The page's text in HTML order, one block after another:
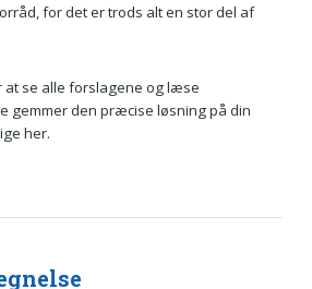
for det er trods alt en stor del af
at se alle forslagene og læse
gemmer den præcise løsning på din
her.